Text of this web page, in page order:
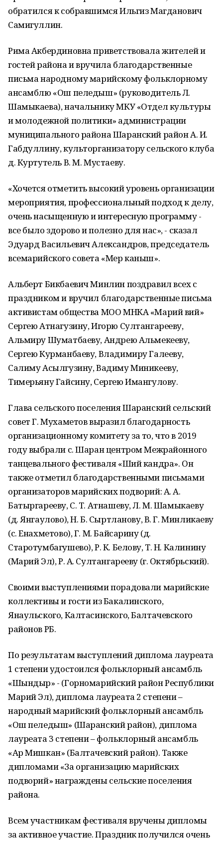
обратился к собравшимся Ильгиз Магданович
Самигуллин.
Рима Акбердиновна приветствовала жителей и
гостей района и вручила благодарственные
письма народному марийскому фольклорному
ансамблю «Ош пеледыш» (руководитель Л.
Шамыкаева), начальнику МКУ «Отдел культуры
и молодежной политики» администрации
муниципального района Шаранский район А. И.
Габдуллину, культорганизатору сельского клуба
д. Куртутель В. М. Мустаеву.
«Хочется отметить высокий уровень организации
мероприятия, профессиональный подход к делу,
очень насыщенную и интересную программу -
все было здорово и полезно для нас», - сказал
Эдуард Васильевич Александров, председатель
всемарийского совета «Мер каныш».
Альберт Бикбаевич Минлин поздравил всех с
праздником и вручил благодарственные письма
активистам общества МОО МНКА «Марий вий»
Сергею Атнагузину, Игорю Султангарееву,
Альмиру Шуматбаеву, Андрею Альмекееву,
Сергею Курманбаеву, Владимиру Галееву,
Салиму Асылгузину, Вадиму Миникееву,
Тимерьяну Гайсину, Сергею Имангулову.
Глава сельского поселения Шаранский сельский
совет Г. Мухаметов выразил благодарность
организационному комитету за то, что в 2019
году выбрали с. Шаран центром Межрайонного
танцевального фестиваля «Ший кандра». Он
также отметил благодарственными письмами
организаторов марийских подворий: А. А.
Батыргарееву, С. Т. Атнашеву, Л. М. Шамыкаеву
(д. Янгаулово), Н. Б. Сыртланову, В. Г. Минликаеву
(с. Енахметово), Г. М. Байсарину (д.
Старотумбагушево), Р. К. Белову, Т. Н. Калинину
(Марий Эл), Р. А. Султангарееву (г. Октябрьский).
Своими выступлениями порадовали марийские
коллективы и гости из Бакалинского,
Янаульского, Калтасинского, Балтачевского
районов РБ.
По результатам выступлений диплома лауреата
1 степени удостоился фольклорный ансамбль
«Шындыр» - (Горномарийский район Республики
Марий Эл), диплома лауреата 2 степени –
народный марийский фольклорный ансамбль
«Ош пеледыш» (Шаранский район), диплома
лауреата 3 степени – фольклорный ансамбль
«Ар Мишкан» (Балтачевский район). Также
дипломами «За организацию марийских
подворий» награждены сельские поселения
района.
Всем участникам фестиваля вручены дипломы
за активное участие. Праздник получился очень